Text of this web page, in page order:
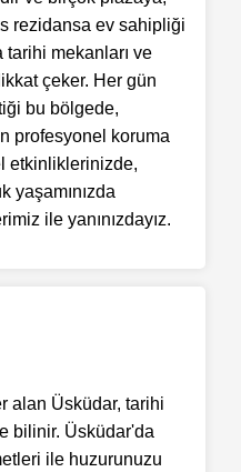
rezidansa ev sahipliği
tarihi mekanları ve
çeker. Her gün
bu bölgede,
profesyonel koruma
etkinliklerinizde,
yaşamınızda
ile yanınızdayız.
alan Üsküdar, tarihi
bilinir. Üsküdar'da
ile huzurunuzu